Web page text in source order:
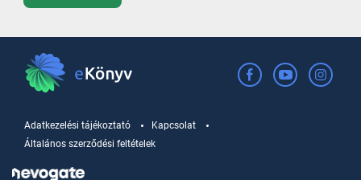
Adatkezelési tájékoztató
Kapcsolat
Általános szerződési feltételek